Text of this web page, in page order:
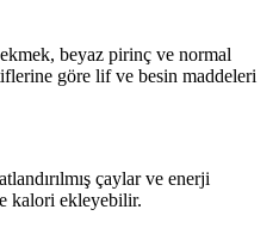
beyaz pirinç ve normal
göre lif ve besin maddeleri
çaylar ve enerji
kalori ekleyebilir.